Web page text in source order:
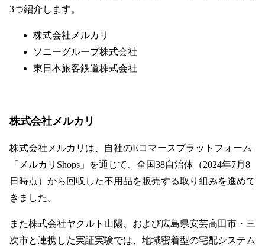
3つ紹介します。
株式会社メルカリ
ソニーグループ株式会社
東日本旅客鉄道株式会社
株式会社メルカリ
株式会社メルカリは、自社のEコマースプラットフォーム
「メルカリShops」を通じて、全国38自治体（2024年7月8
日時点）から回収した不用品を販売する取り組みを進めて
きました。
また株式会社ヤクルト山陽、および広島県安芸高田市・三
次市と連携した実証実験では、地域密着型の宅配システム